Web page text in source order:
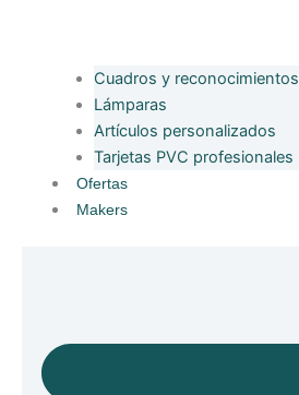
Cuadros y reconocimientos
Lámparas
Artículos personalizados
Tarjetas PVC profesionales
Ofertas
Makers